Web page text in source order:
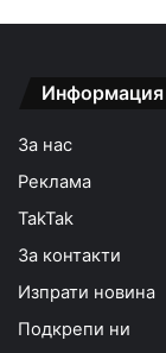
Информация
За нас
Реклама
TakTak
За контакти
Изпрати новина
Подкрепи ни